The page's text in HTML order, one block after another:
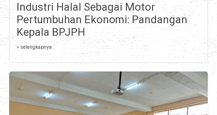
Industri Halal Sebagai Motor
Pertumbuhan Ekonomi: Pandangan
Kepala BPJPH
» selengkapnya